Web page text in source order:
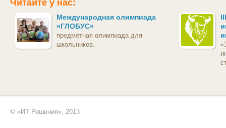
Читайте у нас:
Международная олимпиада
«ГЛОБУС»
предметная олимпиада для
школьников.
© «ИТ Решения», 2013